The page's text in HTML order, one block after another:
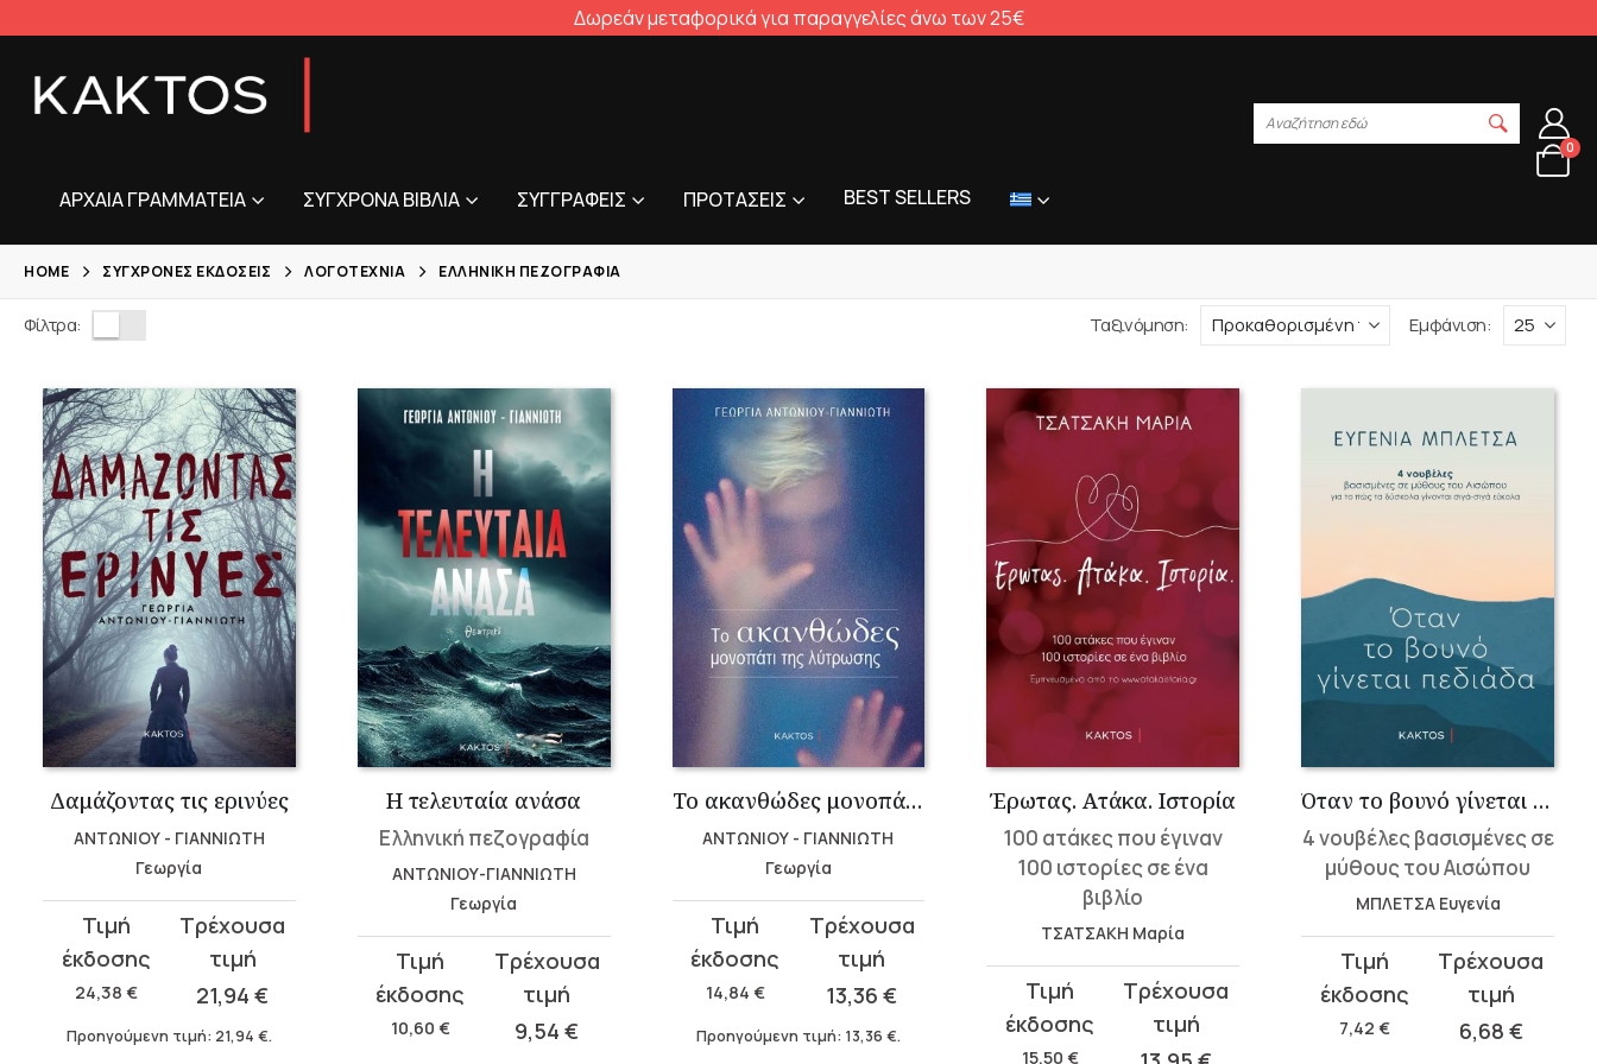
Δωρεάν μεταφορικά για παραγγελίες άνω των 25€
ΑΡΧΑΊΑ ΓΡΑΜΜΑΤΕΊΑ ΣΎΓΧΡΟΝΑ ΒΙΒΛΊΑ ΣΥΓΓΡΑΦΕΊΣ ΠΡΟΤΆΣΕΙΣ BEST SELLERS
Αναζήτηση εδώ
0
HOME ΣΎΓΧΡΟΝΕΣ ΕΚΔΌΣΕΙΣ ΛΟΓΟΤΕΧΝΊΑ ΕΛΛΗΝΙΚΉ ΠΕΖΟΓΡΑΦΊΑ
Φίλτρα: Ταξινόμηση: Εμφάνιση:
Δαμάζοντας τις ερινύες
ΑΝΤΩΝΙΟΥ - ΓΙΑΝΝΙΩΤΗ
Γεωργία
24,38 €
Original
price
was:
24,38 €.
21,94€
τρέχουσα
τιμή
είναι:
Προηγούμενη τιμή: 21,94 €.
Η τελευταία ανάσα
Ελληνική πεζογραφία
ΑΝΤΩΝΙΟΥ-ΓΙΑΝΝΙΩΤΗ
Γεωργία
10,60 €
Original
price
was:
9,54€
τρέχουσα
τιμή
Το ακανθώδες μονοπάτι της λύτρωσης
ΑΝΤΩΝΙΟΥ - ΓΙΑΝΝΙΩΤΗ
Γεωργία
14,84 €
Original
price
was:
14,84 €.
13,36€
τρέχουσα
τιμή
είναι:
Προηγούμενη τιμή: 13,36 €.
Έρωτας. Aτάκα. Iστορία
100 ατάκες που έγιναν
100 ιστορίες σε ένα
βιβλίο
ΤΣΑΤΣΑΚΗ Μαρία
15,50 €
Original
price
was:
τρέχουσα
τιμή
Όταν το βουνό γίνεται πεδιάδα
4 νουβέλες βασισμένες σε
μύθους του Αισώπου
ΜΠΛΕΤΣΑ Ευγενία
7,42 €
Original
price
was:
6,68 €
τρέχουσα
τιμή